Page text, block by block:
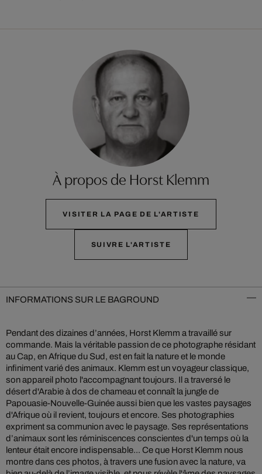
À propos de Horst Klemm
VISITER LA PAGE DE L'ARTISTE
SUIVRE L'ARTISTE
INFORMATIONS SUR LE BAGROUND
Pendant des dizaines d’années, Horst Klemm a travaillé sur
commande. Mais la véritable passion de ce photographe résidant
au Cap, en Afrique du Sud, est en fait la nature et le monde
infiniment varié des animaux. Klemm est un voyageur classique,
son appareil photo l'accompagnant toujours. Il a traversé le
désert d'Arabie à dos de chameau et connaît la jungle de
Papouasie-Nouvelle-Guinée aussi bien que les vastes paysages
d'Afrique où il revient, toujours et encore. Ses photographies
expriment sa communion avec le paysage. Ses représentations
d’animaux sont les réminiscences conscientes d'un temps où la
lenteur était encore indispensable... Ce que Horst Klemm nous
montre dans ces photos, à travers une fusion avec la nature, va